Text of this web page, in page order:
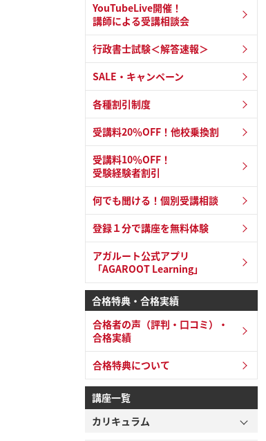
YouTubeLive開催！
講師による受講相談会
行政書士試験＜解答速報＞
SALE・キャンペーン
各種割引制度
受講料20％OFF！他校乗換割
受講料10％OFF！
受験経験者割引
何でも聞ける！個別受講相談
登録１分で講座を無料体験
アガルート公式アプリ
「AGAROOT Learning」
合格特典・合格実績
合格者の声（評判・口コミ）・
合格実績
合格特典について
講座一覧
カリキュラム